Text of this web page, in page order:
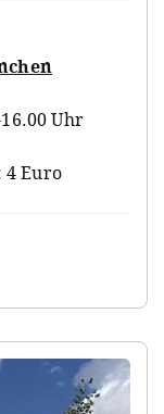
Uhr
Euro